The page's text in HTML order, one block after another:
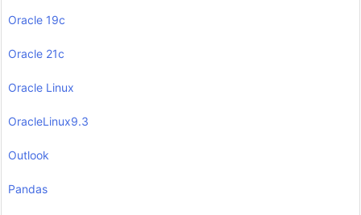
Oracle 19c
Oracle 21c
Oracle Linux
OracleLinux9.3
Outlook
Pandas